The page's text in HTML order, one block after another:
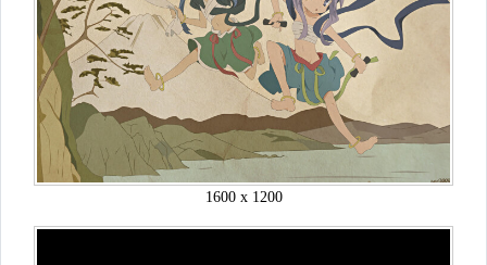
1600 x 1200